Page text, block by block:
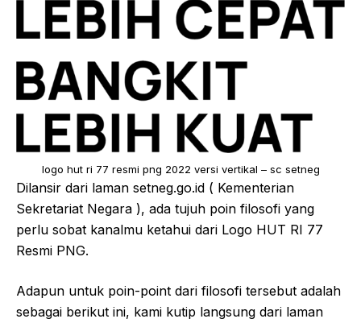
logo hut ri 77 resmi png 2022 versi vertikal – sc setneg
Dilansir dari laman setneg.go.id ( Kementerian
Sekretariat Negara ), ada tujuh poin filosofi yang
perlu sobat kanalmu ketahui dari Logo HUT RI 77
Resmi PNG.
Adapun untuk poin-point dari filosofi tersebut adalah
sebagai berikut ini, kami kutip langsung dari laman